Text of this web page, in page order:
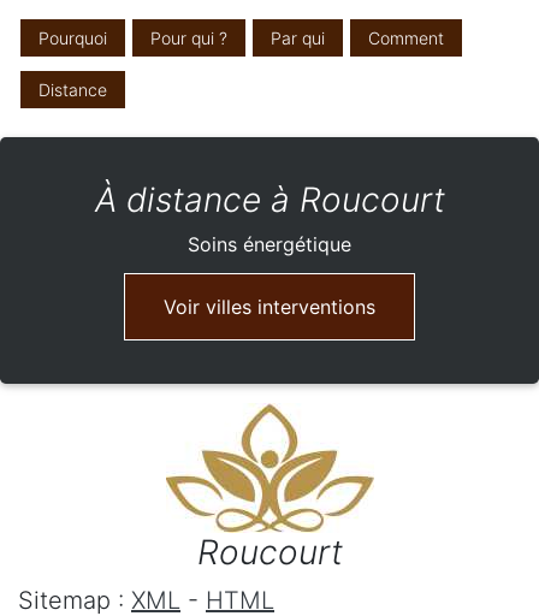
Pourquoi Pour qui ? Par qui Comment
Distance
À distance à Roucourt
Soins énergétique
Voir villes interventions
Roucourt
Sitemap : XML - HTML